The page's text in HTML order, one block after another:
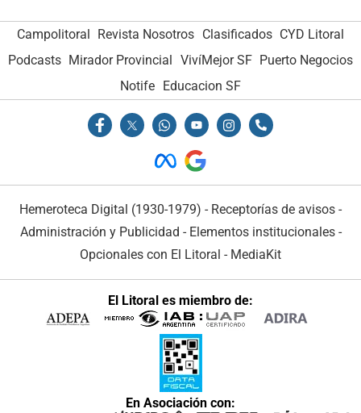
Campolitoral Revista Nosotros Clasificados CYD Litoral
Podcasts Mirador Provincial VivíMejor SF Puerto Negocios
Notife Educacion SF
Hemeroteca Digital (1930-1979) - Receptorías de avisos -
Administración y Publicidad - Elementos institucionales-
Opcionales con El Litoral - MediaKit
El Litoral es miembro de:
En Asociación con: